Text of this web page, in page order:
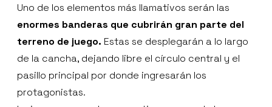
Uno de los elementos más llamativos serán las
enormes banderas que cubrirán gran parte del
terreno de juego. Estas se desplegarán a lo largo
de la cancha, dejando libre el círculo central y el
pasillo principal por donde ingresarán los
protagonistas.